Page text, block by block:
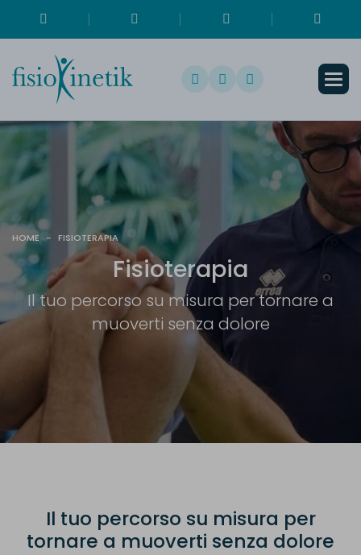
HOME - FISIOTERAPIA
Fisioterapia
Il tuo percorso su misura per tornare a
muoverti senza dolore
Il tuo percorso su misura per
tornare a muoverti senza dolore